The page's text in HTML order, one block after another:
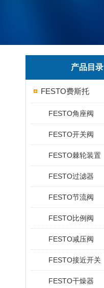
产品目录
FESTO费斯托
FESTO角座阀
FESTO开关阀
FESTO棘轮装置
FESTO过滤器
FESTO节流阀
FESTO比例阀
FESTO减压阀
FESTO接近开关
FESTO干燥器